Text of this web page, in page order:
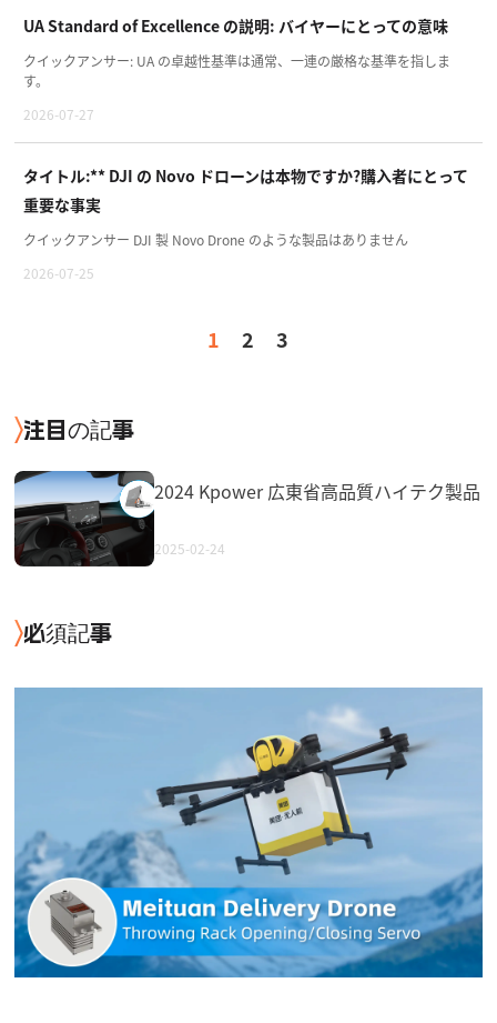
UA Standard of Excellence の説明: バイヤーにとっての意味
クイックアンサー: UA の卓越性基準は通常、一連の厳格な基準を指しま
す。
2026-07-27
タイトル:** DJI の Novo ドローンは本物ですか?購入者にとって
重要な事実
クイックアンサー DJI 製 Novo Drone のような製品はありません
2026-07-25
1 2 3
注目の記事
2024 Kpower 広東省高品質ハイテク製品
2025-02-24
必須記事